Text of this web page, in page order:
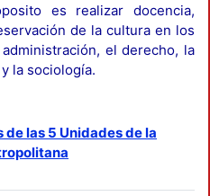
es realizar docencia,
de la cultura en los
el derecho, la
la sociología.
las 5 Unidades de la